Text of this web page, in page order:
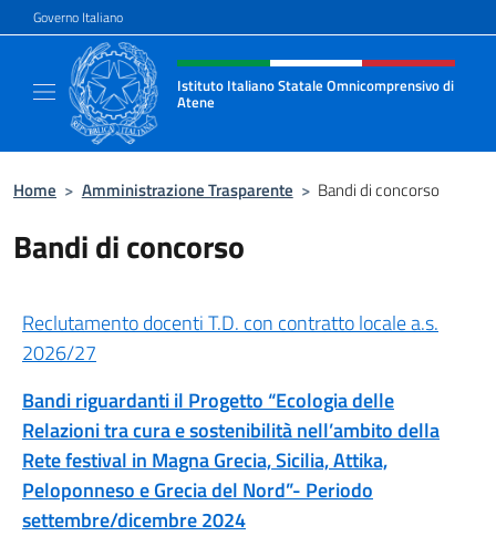
Salta al contenuto
Governo Italiano
Intestazione sito, social e menù
Istituto Italiano Statale Omnicomprensivo di
Atene
Home > Amministrazione Trasparente > Bandi di concorso
Bandi di concorso
Reclutamento docenti T.D. con contratto locale a.s.
2026/27
Bandi riguardanti il Progetto “Ecologia delle
Relazioni tra cura e sostenibilità nell’ambito della
Rete festival in Magna Grecia, Sicilia, Attika,
Peloponneso e Grecia del Nord”- Periodo
settembre/dicembre 2024